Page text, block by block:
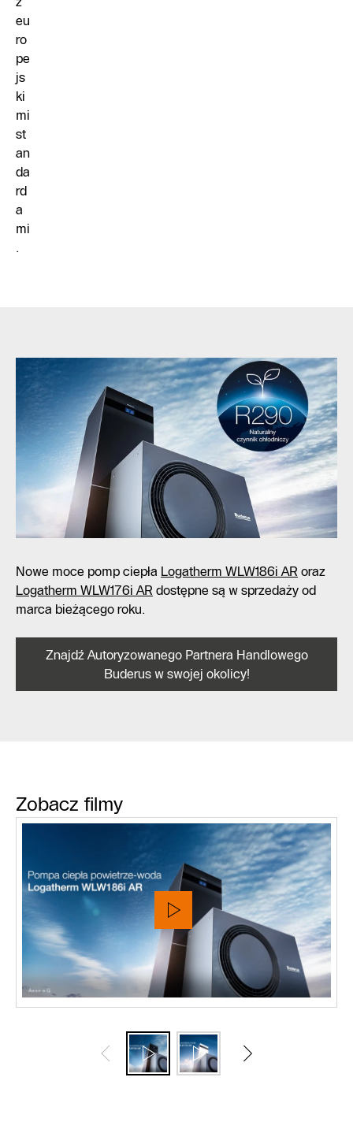
eu
ro
pe
js
ki
mi
st
an
da
rd
a
mi
.
Nowe moce pomp ciepła Logatherm WLW186i AR oraz
Logatherm WLW176i AR dostępne są w sprzedaży od
marca bieżącego roku.
Znajdź Autoryzowanego Partnera Handlowego
Buderus w swojej okolicy!
Zobacz filmy